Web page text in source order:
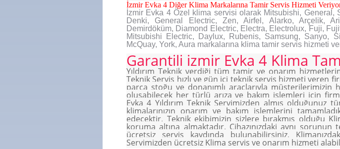
İzmir Evka 4 Diğer Klima Markalarına Tamir Servis Hizmeti
İzmir Evka 4 Özel klima servisi olarak Mitsubishi,
Denki, General Electric, Zen, Airfel, Alarko, Arçelik,
Demirdöküm, Diamond Electric, Electra, Electrolux, Fuji,
Mitsubishi Electric, Daylux, Rubenis, Samsung, Sanyo,
McQuay, York, Aura markalarına klima tamir servis hizmeti
Garantili izmir Evka 4 Klima
Yıldırım Teknik verdiği tüm tamir ve onarım
Teknik Servis hızlı ve gün içi teknik servis hizmeti veren
parça stoğu ve donanımlı araçlarıyla
oluşabilecek her türlü arıza ve bakım işlemleri için
Evka 4 Yıldırım Teknik Servimizden almış
klimalarınızın onarım ve bakım işlemlerini
edecektir. Teknik ekibimizin sizlere bırakmış olduğu
koruma altına almaktadır. Cihazınızdaki aynı
ücretsiz servis kaydında bulunabilirsiniz.
Servimizden ücretsiz Klima servis ve onarım hizmeti